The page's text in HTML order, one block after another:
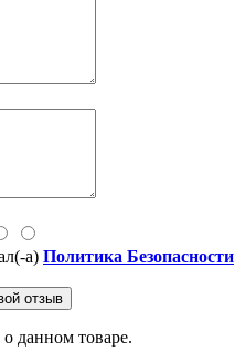
а) Политика Безопасности
отзыв
данном товаре.